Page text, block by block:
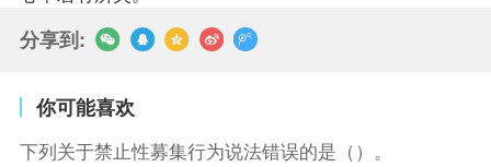
分享到:
你可能喜欢
下列关于禁止性募集行为说法错误的是（）。